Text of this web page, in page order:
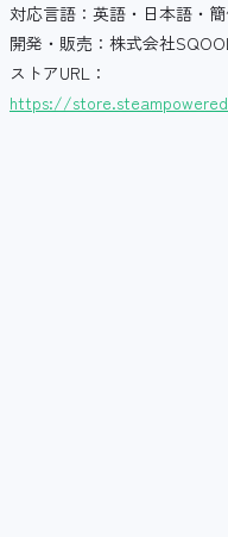
対応言語：英語・日本語・
開発・販売：株式会社
ストアURL：
https://